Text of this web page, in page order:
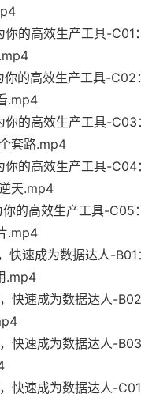
你的高效生产工具-C01
你的高效生产工具-C02
.mp4
你的高效生产工具-C03
套路.mp4
你的高效生产工具-C04
天.mp4
你的高效生产工具-C05
.mp4
快速成为数据达人-
.mp4
快速成为数据达人-B02
快速成为数据达人-B03
快速成为数据达人-